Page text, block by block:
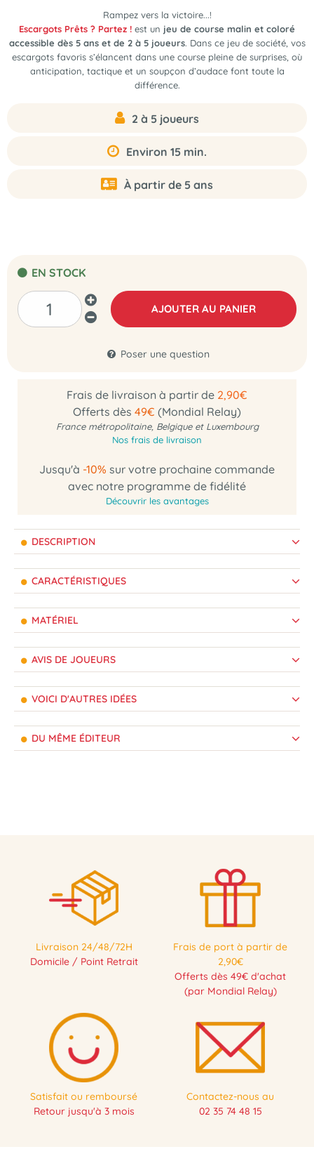
Rampez vers la victoire...!
Escargots Prêts ? Partez ! est un jeu de course malin et coloré
accessible dès 5 ans et de 2 à 5 joueurs. Dans ce jeu de société, vos
escargots favoris s’élancent dans une course pleine de surprises, où
anticipation, tactique et un soupçon d’audace font toute la
différence.
2 à 5 joueurs
Environ 15 min.
À partir de 5 ans
EN STOCK
AJOUTER AU PANIER
Poser une question
Frais de livraison à partir de 2,90€
Offerts dès 49€ (Mondial Relay)
France métropolitaine, Belgique et Luxembourg
Nos frais de livraison
Jusqu'à -10% sur votre prochaine commande
avec notre programme de fidélité
Découvrir les avantages
DESCRIPTION
CARACTÉRISTIQUES
MATÉRIEL
AVIS DE JOUEURS
VOICI D'AUTRES IDÉES
DU MÊME ÉDITEUR
Livraison 24/48/72H
Domicile / Point Retrait
Frais de port à partir de
2,90€
Offerts dès 49€ d'achat
(par Mondial Relay)
Satisfait ou remboursé
Retour jusqu'à 3 mois
Contactez-nous au
02 35 74 48 15